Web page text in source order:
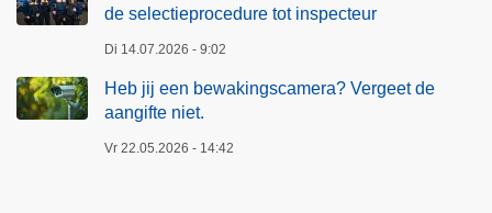
de selectieprocedure tot inspecteur
Di 14.07.2026 - 9:02
Heb jij een bewakingscamera? Vergeet de
aangifte niet.
Vr 22.05.2026 - 14:42